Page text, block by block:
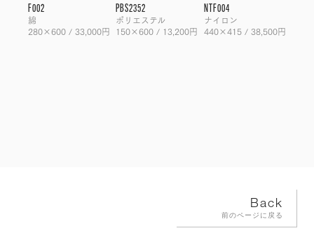
F002
綿
280×600 / 33,000円
PBS2352
ポリエステル
150×600 / 13,200円
NTF004
ナイロン
440×415 / 38,500円
Back
前のページに戻る